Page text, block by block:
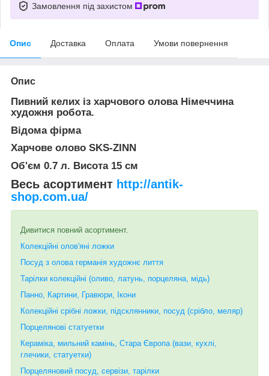
Замовлення під захистом
Опис Доставка Оплата Умови повернення
Опис
Пивний келих із харчового олова Німеччина
художня робота.
Відома фірма
Харчове олово SKS-ZINN
Об'єм 0.7 л. Висота 15 см
Весь асортимент http://antik-
shop.com.ua/
Дивитися повний асортимент.
Колекційні олов'яні ложки
Посуд з олова германія художнє лиття
Тарілки колекційні (оливо, латунь, порцеляна, мідь)
Панно, Картини, Гравюри, Ікони
Колекційні срібні ложки, підсклянники, посуд (срібло, меляр)
Порцелянові статуетки
Кераміка, мильний камінь, Стара Європа (вази, кухлі,
глечики, статуетки)
Порцеляновий посуд, сервізи, тарілки